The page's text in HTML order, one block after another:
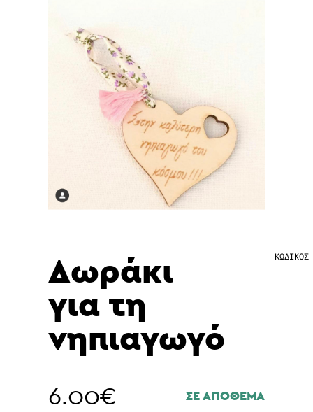
Δωράκι
για τη
νηπιαγωγό
ΚΩΔΙΚΟΣ
6.00€ ΣΕ ΑΠΟΘΕΜΑ